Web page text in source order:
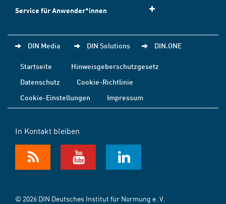
Service für Anwender*innen
DIN Media DIN Solutions DIN.ONE
Startseite
Hinweisgeberschutzgesetz
Datenschutz
Cookie-Richtlinie
Cookie-Einstellungen
Impressum
In Kontakt bleiben
© 2026 DIN Deutsches Institut für Normung e. V.